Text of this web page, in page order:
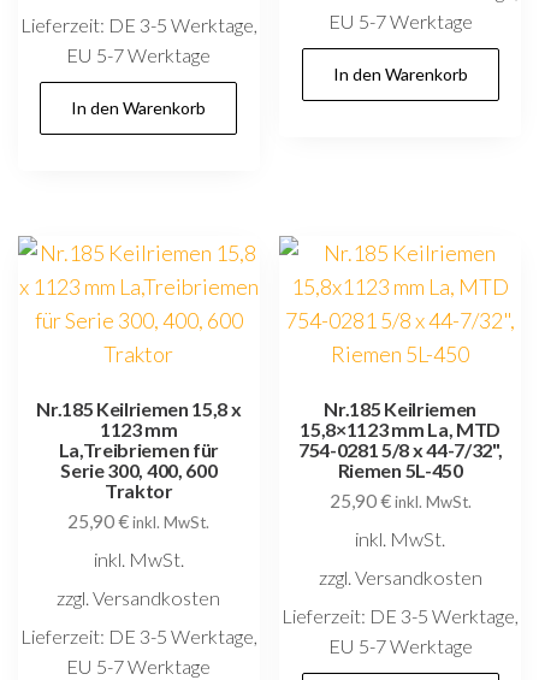
Lieferzeit: DE 3-5 Werktage,
EU 5-7 Werktage
In den Warenkorb
EU 5-7 Werktage
In den Warenkorb
Nr.185 Keilriemen 15,8 x
1123 mm
La,Treibriemen für
Serie 300, 400, 600
Traktor
25,90€ inkl. MwSt.
inkl. MwSt.
zzgl. Versandkosten
Lieferzeit: DE 3-5 Werktage,
EU 5-7 Werktage
Nr.185 Keilriemen
15,8×1123 mm La, MTD
754-0281 5/8 x 44-7/32",
Riemen 5L-450
25,90€ inkl. MwSt.
inkl. MwSt.
zzgl. Versandkosten
Lieferzeit: DE 3-5 Werktage,
EU 5-7 Werktage